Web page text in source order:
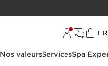
FR
Nos valeursServicesSpa